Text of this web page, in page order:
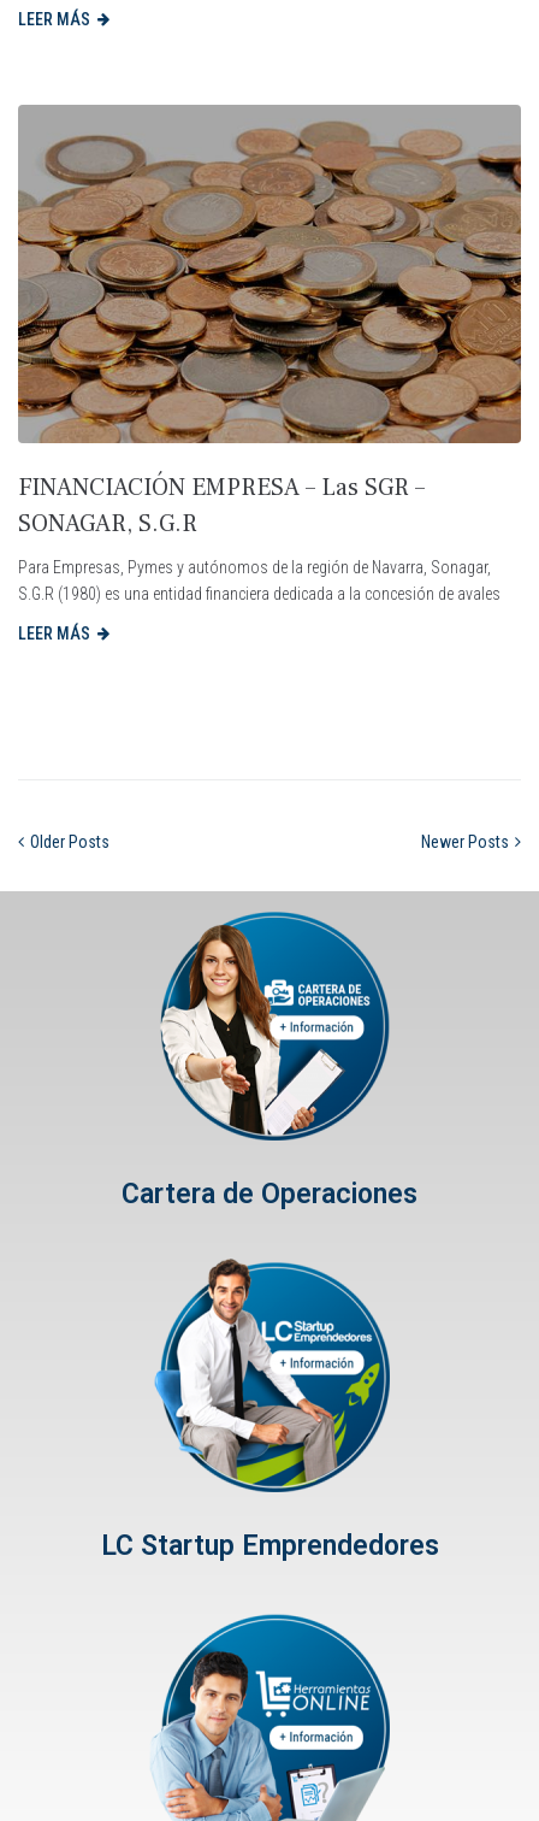
LEER MÁS
FINANCIACIÓN EMPRESA – Las SGR –
SONAGAR, S.G.R
Para Empresas, Pymes y autónomos de la región de Navarra, Sonagar,
S.G.R (1980) es una entidad financiera dedicada a la concesión de avales
LEER MÁS
Older Posts Newer Posts
Cartera de Operaciones
LC Startup Emprendedores